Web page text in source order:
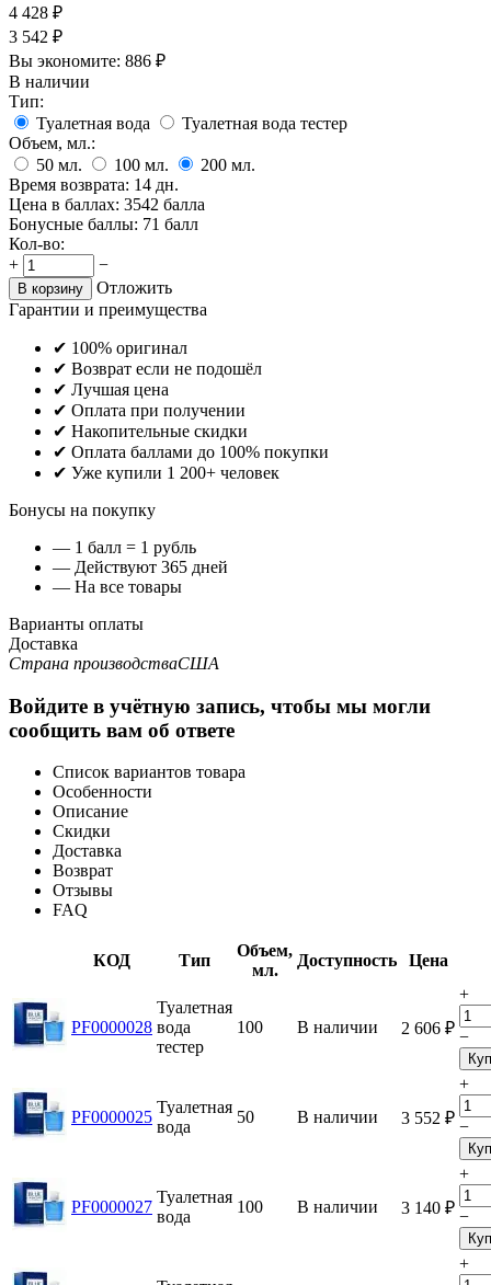
4 428 ₽
3 542 ₽
Вы экономите: 886 ₽
В наличии
Тип:
Туалетная вода
Туалетная вода тестер
Объем, мл.:
50 мл. 100 мл. 200 мл.
Время возврата: 14 дн.
Цена в баллах: 3542 балла
Бонусные баллы: 71 балл
Кол-во:
+
−
В корзину
Отложить
Гарантии и преимущества
✔ 100% оригинал
✔ Возврат если не подошёл
✔ Лучшая цена
✔ Оплата при получении
✔ Накопительные скидки
✔ Оплата баллами до 100% покупки
✔ Уже купили 1 200+ человек
Бонусы на покупку
— 1 балл = 1 рубль
— Действуют 365 дней
— На все товары
Варианты оплаты
Доставка
Страна производстваСША
Войдите в учётную запись, чтобы мы могли
сообщить вам об ответе
Список вариантов товара
Особенности
Описание
Скидки
Доставка
Возврат
Отзывы
FAQ
КОД Тип
Объем,
мл.
Доступность Цена
PF0000028
Туалетная
вода
тестер
100 В наличии 2 606 ₽
+
−
PF0000025
Туалетная
вода
50 В наличии 3 552 ₽
+
−
PF0000027
Туалетная
вода
100 В наличии 3 140 ₽
+
−
+